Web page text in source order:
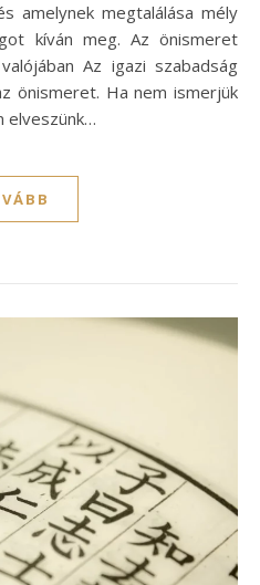
amelynek megtalálása mély
kíván meg. Az önismeret
Az igazi szabadság
önismeret. Ha nem ismerjük
elveszünk…